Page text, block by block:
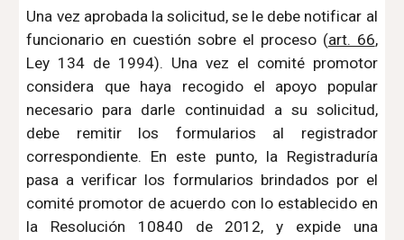
Una vez aprobada la solicitud, se le debe notificar al
funcionario en cuestión sobre el proceso (art. 66,
Ley 134 de 1994). Una vez el comité promotor
considera que haya recogido el apoyo popular
necesario para darle continuidad a su solicitud,
debe remitir los formularios al registrador
correspondiente. En este punto, la Registraduría
pasa a verificar los formularios brindados por el
comité promotor de acuerdo con lo establecido en
la Resolución 10840 de 2012, y expide una